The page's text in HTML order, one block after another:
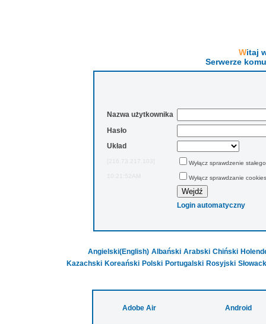
Serwerze
Nazwa użytkownika
Hasło
Układ
[216.73.217.103]
Wyłącz sprawdzenie
10:21:52AM
Wyłącz sprawdzanie cookies
Login automatyczny
Angielski(English) Albański Arabski Chiński
Kazachski Koreański Polski Portugalski Rosyjski
Adobe Air Android